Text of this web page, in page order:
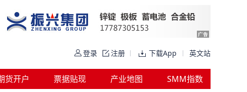
登录 注册 下载App 英文站
货开户 票据贴现 产业地图 SMM指数